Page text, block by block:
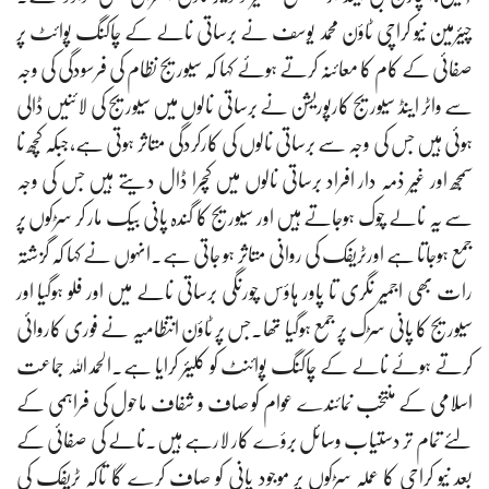
چیئرمین نیو کراچی ٹاؤن محمد یوسف نے برساتی نالے کے چاکنگ پوائٹ پر
صفائی کے کام کا معائنہ کرتے ہوئے کہا کہ سیوریج نظام کی فرسودگی کی وجہ
سے واٹر اینڈ سیوریج کارپوریشن نے برساتی نالوں میں سیوریج کی لائنیں ڈالی
ہوئی ہیں جس کی وجہ سے برساتی نالوں کی کارکردگی متاثر ہوتی ہے،جبکہ کچھ نا
سمجھ اور غیر ذمہ دار افراد برساتی نالوں میں کچرا ڈال دیتے ہیں جس کی وجہ
سے یہ نالے چوک ہوجاتے ہیں اور سیوریج کا گندہ پانی بیک مار کر سڑکوں پر
جمع ہوجاتا ہے اورٹریفک کی روانی متاثر ہو جاتی ہے۔انہوں نے کہا کہ گزشتہ
رات بھی اجمیر نگری تا پاور ہاؤس چورنگی برساتی نالے میں اور فلو ہوگیا اور
سیوریج کا پانی سڑک پر جمع ہوگیا تھا۔جس پر ٹاؤن انتظامیہ نے فوری کاروائی
کرتے ہوئے نالے کے چاکنگ پوائنٹ کو کلیئر کرایا ہے۔الحمد اللہ جماعت
اسلامی کے منتخب نمائندے عوام کو صاف و شفاف ماحول کی فراہمی کے
لئے تمام تر دستیاب وسائل برؤے کار لارہے ہیں۔نالے کی صفائی کے
بعد نیو کراچی کا عملہ سڑکوں پر موجود پانی کو صاف کرے گا تاکہ ٹریفک کی